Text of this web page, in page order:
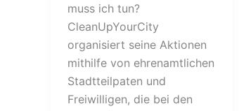
muss ich tun?
CleanUpYourCity
organisiert seine Aktionen
mithilfe von ehrenamtlichen
Stadtteilpaten und
Freiwilligen, die bei den